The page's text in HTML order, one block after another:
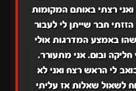
ואני רצתי באותם המקומות
חבר שייתן לי לעבור
באמצע המדרגות אולי
ובום. אני מתעורר.
לי הראש רצח ואני לא
לשאול שאלות אז עליתי